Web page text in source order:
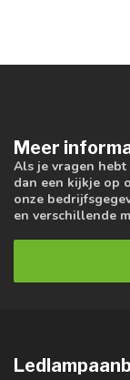
Meer
Als je vragen
dan een kijkje op
onze
en verschillende